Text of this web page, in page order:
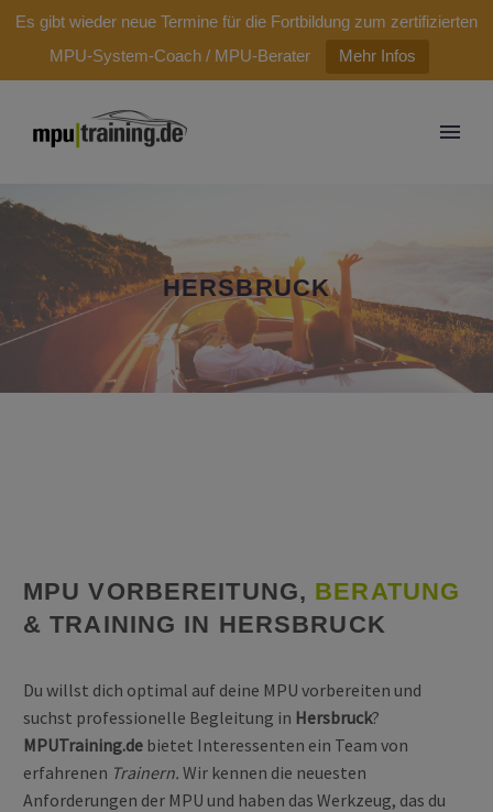
Es gibt wieder neue Termine für die Fortbildung zum zertifizierten
MPU-System-Coach / MPU-Berater
Mehr Infos
HERSBRUCK
MPU VORBEREITUNG, BERATUNG
& TRAINING IN HERSBRUCK
Du willst dich optimal auf deine MPU vorbereiten und
suchst professionelle Begleitung in Hersbruck?
MPUTraining.de bietet Interessenten ein Team von
erfahrenen Trainern. Wir kennen die neuesten
Anforderungen der MPU und haben das Werkzeug, das du
modal-check